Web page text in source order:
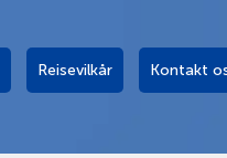
Reisevilkår Kontakt